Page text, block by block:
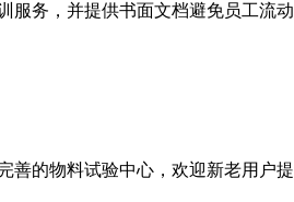
服务，并提供书面文档避免员工流动
善的物料试验中心，欢迎新老用户提